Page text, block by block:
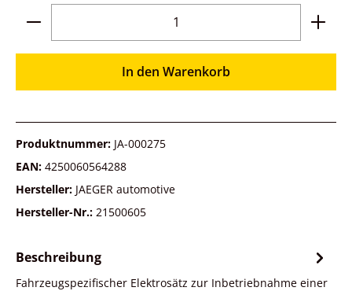
Produkt Anzahl: Gib den gewünschten
In den Warenkorb
Produktnummer: JA-000275
EAN: 4250060564288
Hersteller: JAEGER automotive
Hersteller-Nr.: 21500605
Beschreibung
Fahrzeugspezifischer Elektrosätz zur Inbetriebnahme einer